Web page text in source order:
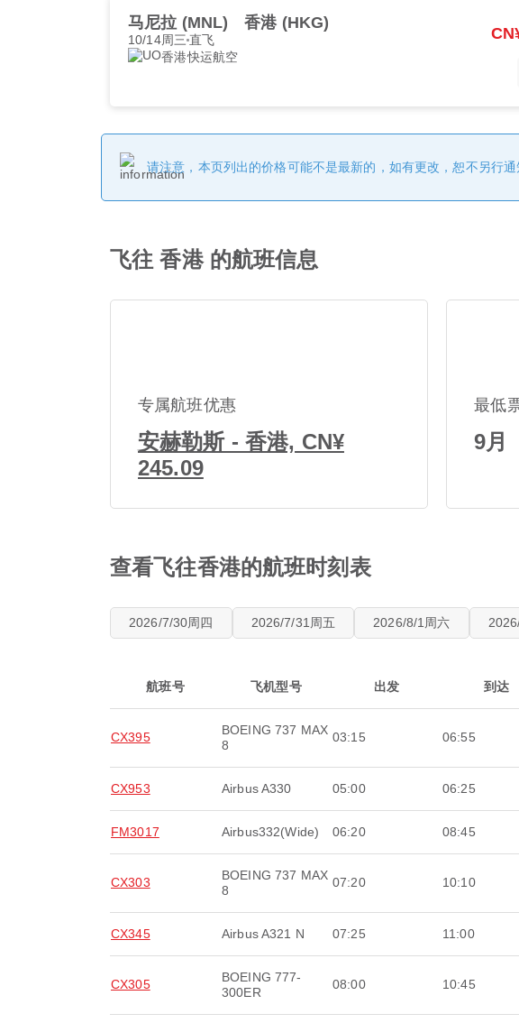
马尼拉 (MNL) 香港 (HKG)
10/14周三 直飞
香港快运航空
请注意，本页列出的价格可能不是最新的，如有更改，恕不另行
飞往 香港 的航班信息
专属航班优惠
安赫勒斯 - 香港, CN¥
245.09
最低
9月
查看飞往香港的航班时刻表
2026/7/30周四 2026/7/31周五 2026/8/1周六
航班号 飞机型号 出发 到达
CX395
BOEING 737 MAX
8
03:15 06:55
CX953 Airbus A330 05:00 06:25
FM3017 Airbus332(Wide) 06:20 08:45
CX303
BOEING 737 MAX
8
07:20 10:10
CX345 Airbus A321 N 07:25 11:00
CX305
BOEING 777-
300ER
08:00 10:45